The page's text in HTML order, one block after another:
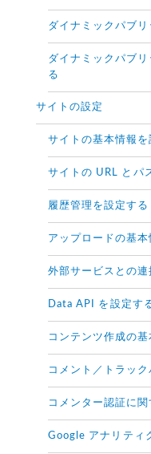
ダイナミックパブ
ダイナミックパブ
る
サイトの設定
サイトの基本情報を
サイトの URL とパ
履歴管理を設定する
アップロードの基
外部サービスとの
Data API を設定す
コンテンツ作成の
コメント／トラッ
コメンター認証に関
Google アナリティ